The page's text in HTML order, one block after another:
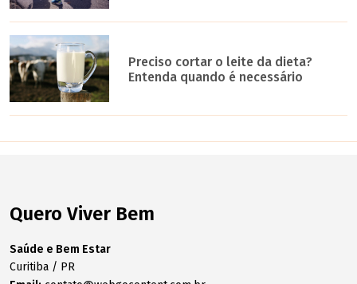
Preciso cortar o leite da dieta?
Entenda quando é necessário
Quero Viver Bem
Saúde e Bem Estar
Curitiba / PR